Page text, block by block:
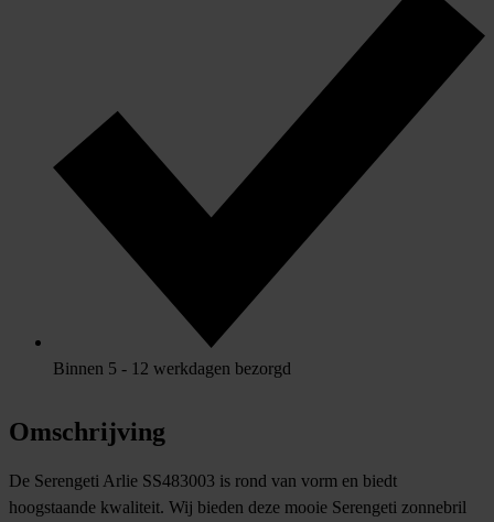
Binnen 5 - 12 werkdagen bezorgd
Omschrijving
De Serengeti Arlie SS483003 is rond van vorm en biedt
hoogstaande kwaliteit. Wij bieden deze mooie Serengeti zonnebril